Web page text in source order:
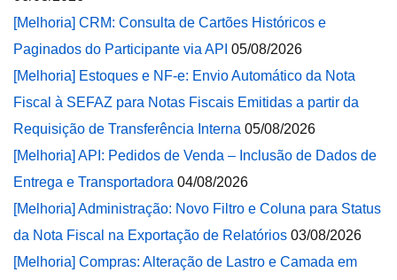
[Melhoria] CRM: Consulta de Cartões Históricos e
Paginados do Participante via API 05/08/2026
[Melhoria] Estoques e NF-e: Envio Automático da Nota
Fiscal à SEFAZ para Notas Fiscais Emitidas a partir da
Requisição de Transferência Interna 05/08/2026
[Melhoria] API: Pedidos de Venda – Inclusão de Dados de
Entrega e Transportadora 04/08/2026
[Melhoria] Administração: Novo Filtro e Coluna para Status
da Nota Fiscal na Exportação de Relatórios 03/08/2026
[Melhoria] Compras: Alteração de Lastro e Camada em